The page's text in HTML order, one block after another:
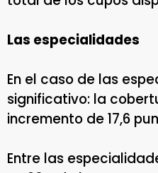
Las especialidades
En el caso de las
significativo: la
incremento de 17,6
Entre las